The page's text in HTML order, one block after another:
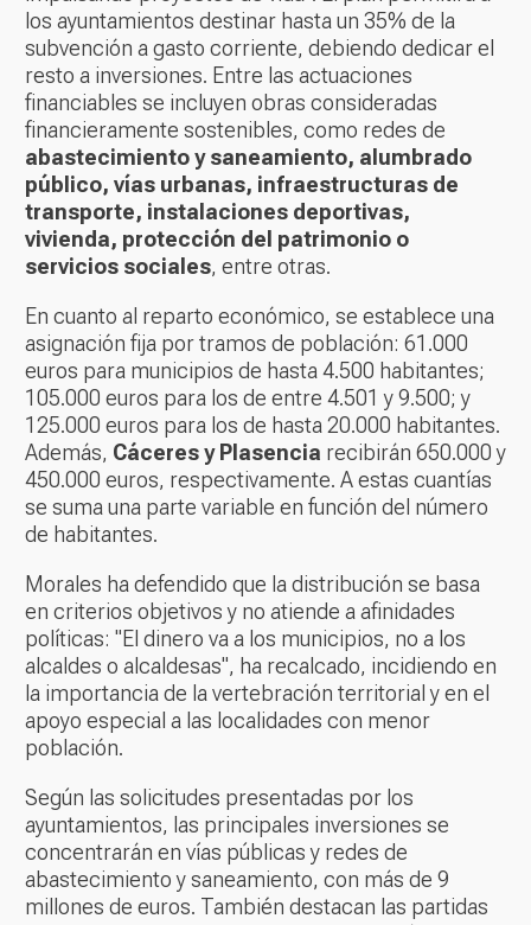
los ayuntamientos destinar hasta un 35% de la
subvención a gasto corriente, debiendo dedicar el
resto a inversiones. Entre las actuaciones
financiables se incluyen obras consideradas
financieramente sostenibles, como redes de
abastecimiento y saneamiento, alumbrado
público, vías urbanas, infraestructuras de
transporte, instalaciones deportivas,
vivienda, protección del patrimonio o
servicios sociales, entre otras.
En cuanto al reparto económico, se establece una
asignación fija por tramos de población: 61.000
euros para municipios de hasta 4.500 habitantes;
105.000 euros para los de entre 4.501 y 9.500; y
125.000 euros para los de hasta 20.000 habitantes.
Además, Cáceres y Plasencia recibirán 650.000 y
450.000 euros, respectivamente. A estas cuantías
se suma una parte variable en función del número
de habitantes.
Morales ha defendido que la distribución se basa
en criterios objetivos y no atiende a afinidades
políticas: "El dinero va a los municipios, no a los
alcaldes o alcaldesas", ha recalcado, incidiendo en
la importancia de la vertebración territorial y en el
apoyo especial a las localidades con menor
población.
Según las solicitudes presentadas por los
ayuntamientos, las principales inversiones se
concentrarán en vías públicas y redes de
abastecimiento y saneamiento, con más de 9
millones de euros. También destacan las partidas